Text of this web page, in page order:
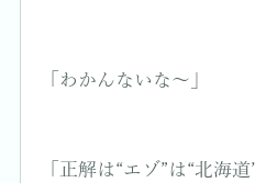
「わかんないな〜」
「正解は“エゾ”は“北海